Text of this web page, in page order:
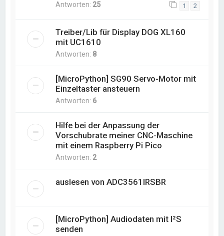
Antworten: 25 1 2
Treiber/Lib für Display DOG XL160
mit UC1610
Antworten: 8
[MicroPython] SG90 Servo-Motor mit
Einzeltaster ansteuern
Antworten: 6
Hilfe bei der Anpassung der
Vorschubrate meiner CNC-Maschine
mit einem Raspberry Pi Pico
Antworten: 2
auslesen von ADC3561IRSBR
[MicroPython] Audiodaten mit I²S
senden